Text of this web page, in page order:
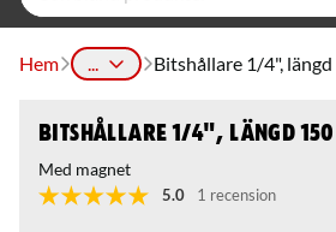
Hem ... Bitshållare 1/4",
Bitshållare 1/4", längd 150
Med magnet
5.0 1 recension